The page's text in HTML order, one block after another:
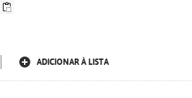
ADICIONAR À LISTA